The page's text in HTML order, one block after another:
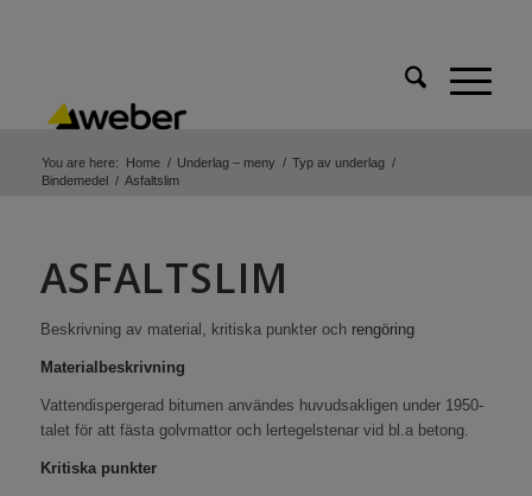
You are here: Home / Underlag – meny / Typ av underlag /
Bindemedel / Asfaltslim
ASFALTSLIM
Beskrivning av material, kritiska punkter och rengöring
Materialbeskrivning
Vattendispergerad bitumen användes huvudsakligen under 1950-
talet för att fästa golvmattor och lertegelstenar vid bl.a betong.
Kritiska punkter